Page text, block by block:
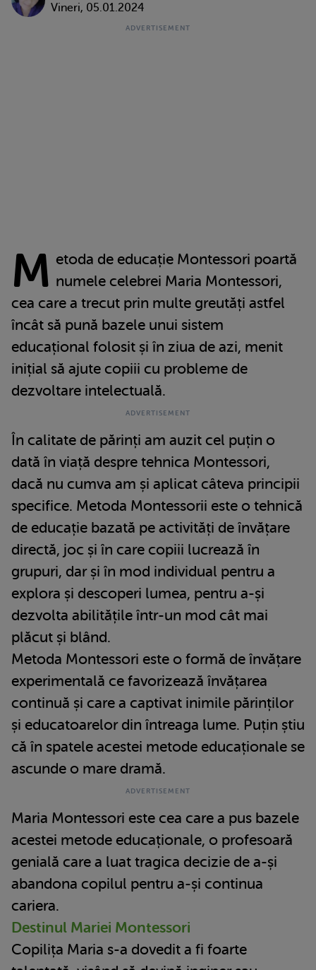
Vineri, 05.01.2024
M etoda de educație Montessori poartă
numele celebrei Maria Montessori,
cea care a trecut prin multe greutăți astfel
încât să pună bazele unui sistem
educațional folosit și în ziua de azi, menit
inițial să ajute copiii cu probleme de
dezvoltare intelectuală.
În calitate de părinți am auzit cel puțin o
dată în viață despre tehnica Montessori,
dacă nu cumva am și aplicat câteva principii
specifice. Metoda Montessorii este o tehnică
de educație bazată pe activități de învățare
directă, joc și în care copiii lucrează în
grupuri, dar și în mod individual pentru a
explora și descoperi lumea, pentru a-și
dezvolta abilitățile într-un mod cât mai
plăcut și blând.
Metoda Montessori este o formă de învățare
experimentală ce favorizează învățarea
continuă și care a captivat inimile părinților
și educatoarelor din întreaga lume. Puțin știu
că în spatele acestei metode educaționale se
ascunde o mare dramă.
Maria Montessori este cea care a pus bazele
acestei metode educaționale, o profesoară
genială care a luat tragica decizie de a-și
abandona copilul pentru a-și continua
cariera.
Destinul Mariei Montessori
Copilița Maria s-a dovedit a fi foarte